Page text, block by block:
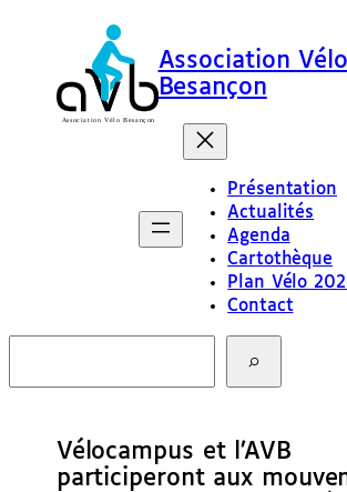
Association Vélo
Besançon
Présentation
Actualités
Agenda
Cartothèque
Plan Vélo
Contact
c
Vélocampus et l’AVB
participeront aux